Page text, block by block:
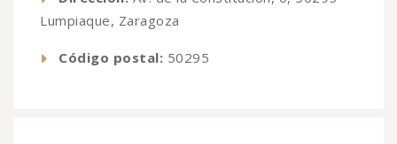
Lumpiaque, Zaragoza
Código postal: 50295